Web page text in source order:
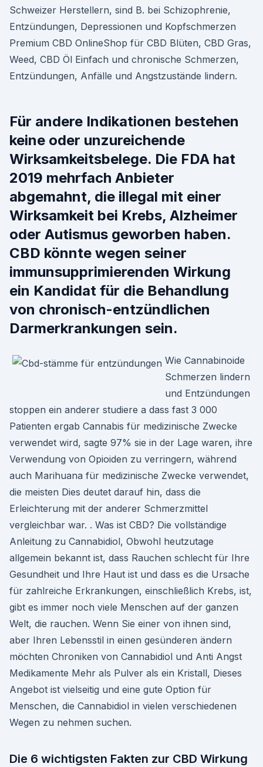
Schweizer Herstellern, sind B. bei Schizophrenie,
Entzündungen, Depressionen und Kopfschmerzen
Premium CBD OnlineShop für CBD Blüten, CBD Gras,
Weed, CBD Öl Einfach und chronische Schmerzen,
Entzündungen, Anfälle und Angstzustände lindern.
Für andere Indikationen bestehen
keine oder unzureichende
Wirksamkeitsbelege. Die FDA hat
2019 mehrfach Anbieter
abgemahnt, die illegal mit einer
Wirksamkeit bei Krebs, Alzheimer
oder Autismus geworben haben.
CBD könnte wegen seiner
immunsupprimierenden Wirkung
ein Kandidat für die Behandlung
von chronisch-entzündlichen
Darmerkrankungen sein.
Wie Cannabinoide
Schmerzen lindern
und Entzündungen
stoppen ein anderer studiere a dass fast 3 000
Patienten ergab Cannabis für medizinische Zwecke
verwendet wird, sagte 97% sie in der Lage waren, ihre
Verwendung von Opioiden zu verringern, während
auch Marihuana für medizinische Zwecke verwendet,
die meisten Dies deutet darauf hin, dass die
Erleichterung mit der anderer Schmerzmittel
vergleichbar war. . Was ist CBD? Die vollständige
Anleitung zu Cannabidiol, Obwohl heutzutage
allgemein bekannt ist, dass Rauchen schlecht für Ihre
Gesundheit und Ihre Haut ist und dass es die Ursache
für zahlreiche Erkrankungen, einschließlich Krebs, ist,
gibt es immer noch viele Menschen auf der ganzen
Welt, die rauchen. Wenn Sie einer von ihnen sind,
aber Ihren Lebensstil in einen gesünderen ändern
möchten Chroniken von Cannabidiol und Anti Angst
Medikamente Mehr als Pulver als ein Kristall, Dieses
Angebot ist vielseitig und eine gute Option für
Menschen, die Cannabidiol in vielen verschiedenen
Wegen zu nehmen suchen.
Die 6 wichtigsten Fakten zur CBD Wirkung